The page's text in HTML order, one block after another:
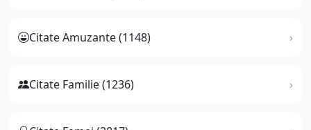
Citate Amuzante (1148)
Citate Familie (1236)